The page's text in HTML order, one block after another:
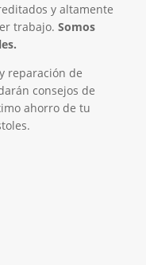
y altamente
trabajo. Somos
reparación de
consejos de
ahorro de tu